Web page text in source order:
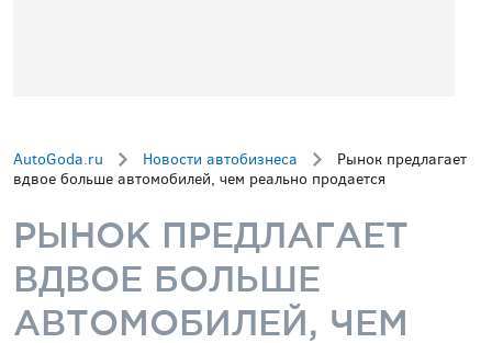
AutoGoda.ru Новости автобизнеса
Рынок предлагает
вдвое больше автомобилей, чем реально продается
РЫНОК ПРЕДЛАГАЕТ
ВДВОЕ БОЛЬШЕ
АВТОМОБИЛЕЙ, ЧЕМ